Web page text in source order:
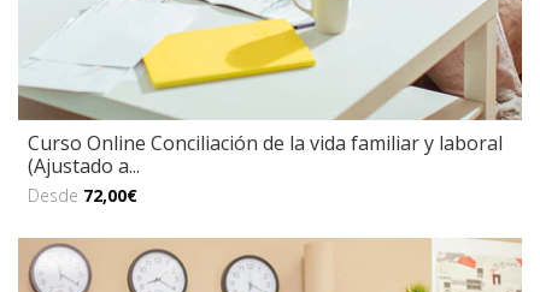
Curso Online Conciliación de la vida familiar y laboral
(Ajustado a...
Desde 72,00€